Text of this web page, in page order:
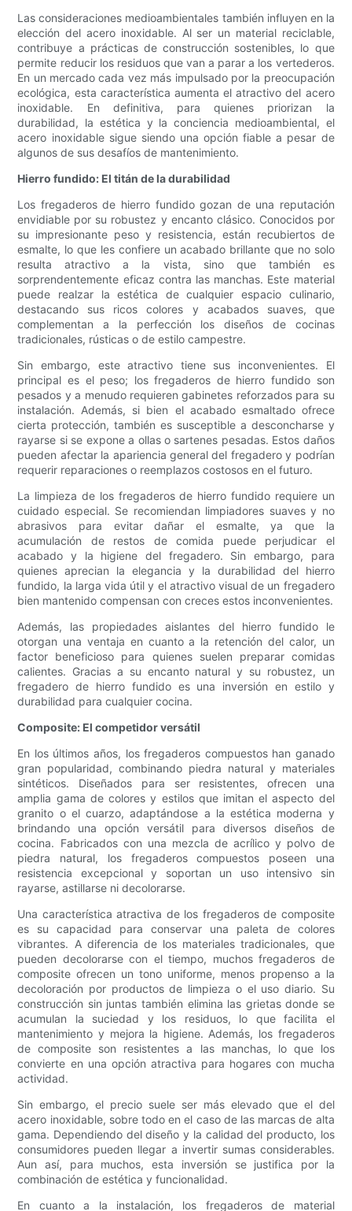
Las consideraciones medioambientales también influyen en la
elección del acero inoxidable. Al ser un material reciclable,
contribuye a prácticas de construcción sostenibles, lo que
permite reducir los residuos que van a parar a los vertederos.
En un mercado cada vez más impulsado por la preocupación
ecológica, esta característica aumenta el atractivo del acero
inoxidable. En definitiva, para quienes priorizan la
durabilidad, la estética y la conciencia medioambiental, el
acero inoxidable sigue siendo una opción fiable a pesar de
algunos de sus desafíos de mantenimiento.
Hierro fundido: El titán de la durabilidad
Los fregaderos de hierro fundido gozan de una reputación
envidiable por su robustez y encanto clásico. Conocidos por
su impresionante peso y resistencia, están recubiertos de
esmalte, lo que les confiere un acabado brillante que no solo
resulta atractivo a la vista, sino que también es
sorprendentemente eficaz contra las manchas. Este material
puede realzar la estética de cualquier espacio culinario,
destacando sus ricos colores y acabados suaves, que
complementan a la perfección los diseños de cocinas
tradicionales, rústicas o de estilo campestre.
Sin embargo, este atractivo tiene sus inconvenientes. El
principal es el peso; los fregaderos de hierro fundido son
pesados ​​y a menudo requieren gabinetes reforzados para su
instalación. Además, si bien el acabado esmaltado ofrece
cierta protección, también es susceptible a desconcharse y
rayarse si se expone a ollas o sartenes pesadas. Estos daños
pueden afectar la apariencia general del fregadero y podrían
requerir reparaciones o reemplazos costosos en el futuro.
La limpieza de los fregaderos de hierro fundido requiere un
cuidado especial. Se recomiendan limpiadores suaves y no
abrasivos para evitar dañar el esmalte, ya que la
acumulación de restos de comida puede perjudicar el
acabado y la higiene del fregadero. Sin embargo, para
quienes aprecian la elegancia y la durabilidad del hierro
fundido, la larga vida útil y el atractivo visual de un fregadero
bien mantenido compensan con creces estos inconvenientes.
Además, las propiedades aislantes del hierro fundido le
otorgan una ventaja en cuanto a la retención del calor, un
factor beneficioso para quienes suelen preparar comidas
calientes. Gracias a su encanto natural y su robustez, un
fregadero de hierro fundido es una inversión en estilo y
durabilidad para cualquier cocina.
Composite: El competidor versátil
En los últimos años, los fregaderos compuestos han ganado
gran popularidad, combinando piedra natural y materiales
sintéticos. Diseñados para ser resistentes, ofrecen una
amplia gama de colores y estilos que imitan el aspecto del
granito o el cuarzo, adaptándose a la estética moderna y
brindando una opción versátil para diversos diseños de
cocina. Fabricados con una mezcla de acrílico y polvo de
piedra natural, los fregaderos compuestos poseen una
resistencia excepcional y soportan un uso intensivo sin
rayarse, astillarse ni decolorarse.
Una característica atractiva de los fregaderos de composite
es su capacidad para conservar una paleta de colores
vibrantes. A diferencia de los materiales tradicionales, que
pueden decolorarse con el tiempo, muchos fregaderos de
composite ofrecen un tono uniforme, menos propenso a la
decoloración por productos de limpieza o el uso diario. Su
construcción sin juntas también elimina las grietas donde se
acumulan la suciedad y los residuos, lo que facilita el
mantenimiento y mejora la higiene. Además, los fregaderos
de composite son resistentes a las manchas, lo que los
convierte en una opción atractiva para hogares con mucha
actividad.
Sin embargo, el precio suele ser más elevado que el del
acero inoxidable, sobre todo en el caso de las marcas de alta
gama. Dependiendo del diseño y la calidad del producto, los
consumidores pueden llegar a invertir sumas considerables.
Aun así, para muchos, esta inversión se justifica por la
combinación de estética y funcionalidad.
En cuanto a la instalación, los fregaderos de material